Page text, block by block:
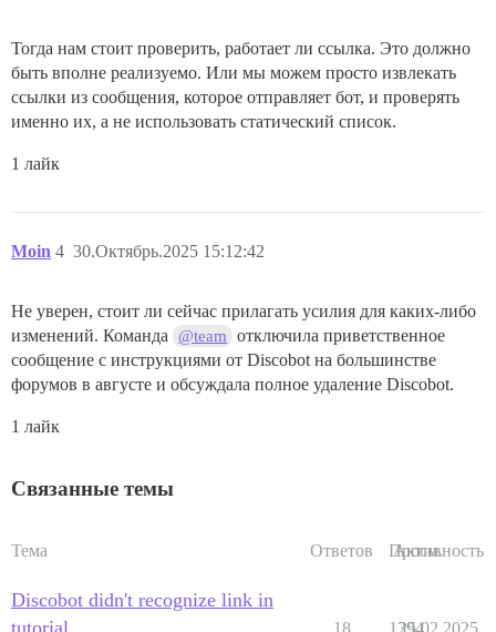
Тогда нам стоит проверить, работает ли ссылка. Это должно
быть вполне реализуемо. Или мы можем просто извлекать
ссылки из сообщения, которое отправляет бот, и проверять
именно их, а не использовать статический список.
1 лайк
Moin 30.Октябрь.2025 15:12:42
4
Не уверен, стоит ли сейчас прилагать усилия для каких-либо
изменений. Команда
@team
отключила приветственное
сообщение с инструкциями от Discobot на большинстве
форумов в августе и обсуждала полное удаление Discobot.
1 лайк
Связанные темы
Тема Ответов Просм.
Активность
Discobot didn't recognize link in